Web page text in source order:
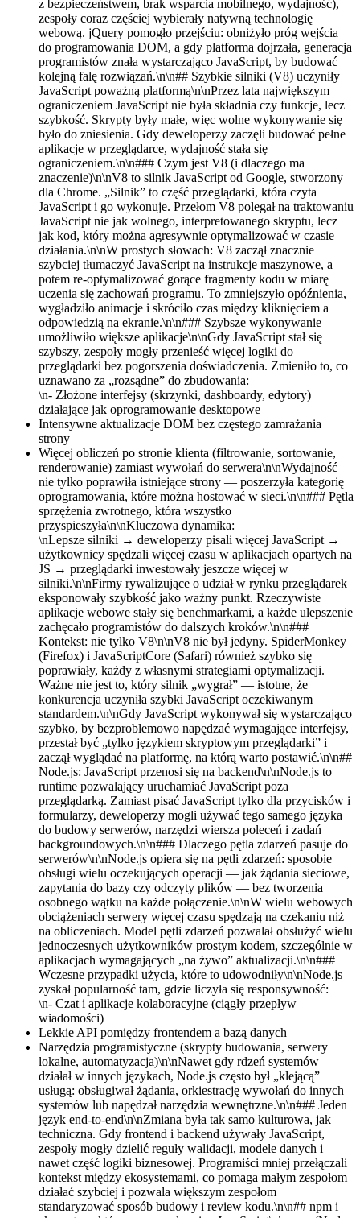
z bezpieczeństwem, brak wsparcia mobilnego, wydajność),
zespoły coraz częściej wybierały natywną technologię
webową. jQuery pomogło przejściu: obniżyło próg wejścia
do programowania DOM, a gdy platforma dojrzała, generacja
programistów znała wystarczająco JavaScript, by budować
kolejną falę rozwiązań.\n\n## Szybkie silniki (V8) uczyniły
JavaScript poważną platformą\n\nPrzez lata największym
ograniczeniem JavaScript nie była składnia czy funkcje, lecz
szybkość. Skrypty były małe, więc wolne wykonywanie się
było do zniesienia. Gdy deweloperzy zaczęli budować pełne
aplikacje w przeglądarce, wydajność stała się
ograniczeniem.\n\n### Czym jest V8 (i dlaczego ma
znaczenie)\n\nV8 to silnik JavaScript od Google, stworzony
dla Chrome. „Silnik” to część przeglądarki, która czyta
JavaScript i go wykonuje. Przełom V8 polegał na traktowaniu
JavaScript nie jak wolnego, interpretowanego skryptu, lecz
jak kod, który można agresywnie optymalizować w czasie
działania.\n\nW prostych słowach: V8 zaczął znacznie
szybciej tłumaczyć JavaScript na instrukcje maszynowe, a
potem re-optymalizować gorące fragmenty kodu w miarę
uczenia się zachowań programu. To zmniejszyło opóźnienia,
wygładziło animacje i skróciło czas między kliknięciem a
odpowiedzią na ekranie.\n\n### Szybsze wykonywanie
umożliwiło większe aplikacje\n\nGdy JavaScript stał się
szybszy, zespoły mogły przenieść więcej logiki do
przeglądarki bez pogorszenia doświadczenia. Zmieniło to, co
uznawano za „rozsądne” do zbudowania:
\n- Złożone interfejsy (skrzynki, dashboardy, edytory)
działające jak oprogramowanie desktopowe
Intensywne aktualizacje DOM bez częstego zamrażania
strony
Więcej obliczeń po stronie klienta (filtrowanie, sortowanie,
renderowanie) zamiast wywołań do serwera\n\nWydajność
nie tylko poprawiła istniejące strony — poszerzyła kategorię
oprogramowania, które można hostować w sieci.\n\n### Pętla
sprzężenia zwrotnego, która wszystko
przyspieszyła\n\nKluczowa dynamika:
\nLepsze silniki → deweloperzy pisali więcej JavaScript →
użytkownicy spędzali więcej czasu w aplikacjach opartych na
JS → przeglądarki inwestowały jeszcze więcej w
silniki.\n\nFirmy rywalizujące o udział w rynku przeglądarek
eksponowały szybkość jako ważny punkt. Rzeczywiste
aplikacje webowe stały się benchmarkami, a każde ulepszenie
zachęcało programistów do dalszych kroków.\n\n###
Kontekst: nie tylko V8\n\nV8 nie był jedyny. SpiderMonkey
(Firefox) i JavaScriptCore (Safari) również szybko się
poprawiały, każdy z własnymi strategiami optymalizacji.
Ważne nie jest to, który silnik „wygrał” — istotne, że
konkurencja uczyniła szybki JavaScript oczekiwanym
standardem.\n\nGdy JavaScript wykonywał się wystarczająco
szybko, by bezproblemowo napędzać wymagające interfejsy,
przestał być „tylko językiem skryptowym przeglądarki” i
zaczął wyglądać na platformę, na którą warto postawić.\n\n##
Node.js: JavaScript przenosi się na backend\n\nNode.js to
runtime pozwalający uruchamiać JavaScript poza
przeglądarką. Zamiast pisać JavaScript tylko dla przycisków i
formularzy, deweloperzy mogli używać tego samego języka
do budowy serwerów, narzędzi wiersza poleceń i zadań
backgroundowych.\n\n### Dlaczego pętla zdarzeń pasuje do
serwerów\n\nNode.js opiera się na pętli zdarzeń: sposobie
obsługi wielu oczekujących operacji — jak żądania sieciowe,
zapytania do bazy czy odczyty plików — bez tworzenia
osobnego wątku na każde połączenie.\n\nW wielu webowych
obciążeniach serwery więcej czasu spędzają na czekaniu niż
na obliczeniach. Model pętli zdarzeń pozwalał obsłużyć wielu
jednoczesnych użytkowników prostym kodem, szczególnie w
aplikacjach wymagających „na żywo” aktualizacji.\n\n###
Wczesne przypadki użycia, które to udowodniły\n\nNode.js
zyskał popularność tam, gdzie liczyła się responsywność:
\n- Czat i aplikacje kolaboracyjne (ciągły przepływ
wiadomości)
Lekkie API pomiędzy frontendem a bazą danych
Narzędzia programistyczne (skrypty budowania, serwery
lokalne, automatyzacja)\n\nNawet gdy rdzeń systemów
działał w innych językach, Node.js często był „klejącą”
usługą: obsługiwał żądania, orkiestrację wywołań do innych
systemów lub napędzał narzędzia wewnętrzne.\n\n### Jeden
język end-to-end\n\nZmiana była tak samo kulturowa, jak
techniczna. Gdy frontend i backend używały JavaScript,
zespoły mogły dzielić reguły walidacji, modele danych i
nawet część logiki biznesowej. Programiści mniej przełączali
kontekst między ekosystemami, co pomaga małym zespołom
działać szybciej i pozwala większym zespołom
standaryzować sposób budowy i review kodu.\n\n## npm i